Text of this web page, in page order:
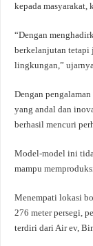
kepada masyarakat,
“Dengan
berkelanjutan tetapi
lingkungan,”
Dengan
yang andal dan
berhasil mencuri
Model-model ini
mampu
Menempati lokasi
276 meter persegi,
terdiri dari Air ev,